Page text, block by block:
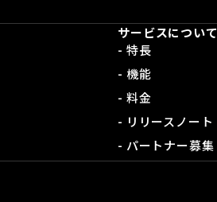
サービスについて
- 特長
- 機能
- 料金
- リリースノート
- パートナー募集